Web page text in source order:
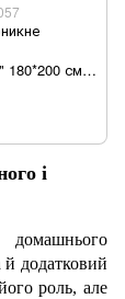
180*200 см
і
й додатковий
роль, але